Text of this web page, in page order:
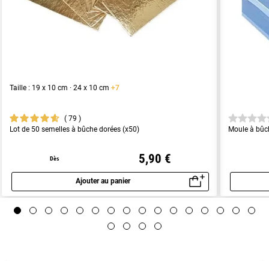
Taille : 19 x 10 cm · 24 x 10 cm +7
79
Lot de 50 semelles à bûche dorées (x50)
Dès 5,90 €
Ajouter au panier
Aperçu rapide
Moule à